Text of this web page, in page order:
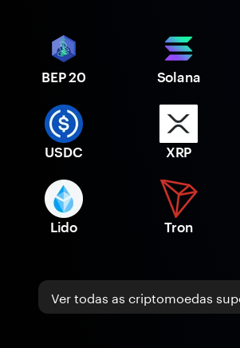
BEP 20 Solana
USDC XRP
Lido Tron
Ver todas as criptomoedas